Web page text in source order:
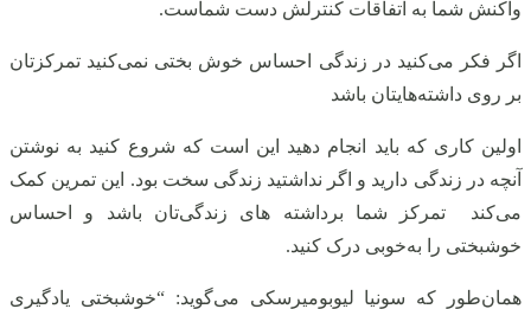
واکنش شما به اتفاقات کنترلش دست شماست.
اگر فکر می‌کنید در زندگی احساس خوش بختی نمی‌کنید تمرکزتان
بر روی داشته‌هایتان باشد
اولین کاری که باید انجام دهید این است که شروع کنید به نوشتن
آنچه در زندگی دارید و اگر نداشتید زندگی سخت بود. این تمرین کمک
می‌کند تمرکز شما برداشته های زندگی‌تان باشد و احساس
خوشبختی را به‌خوبی درک کنید.
همان‌طور که سونیا لیوبومیرسکی می‌گوید: “خوشبختی یادگیری